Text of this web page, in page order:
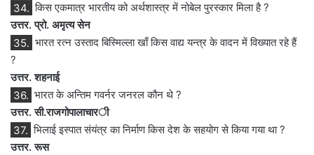
34. किस एकमात्र भारतीय को अर्थशास्त्र में नोबेल पुरस्कार मिला है ?
उत्तर. प्रो. अमृत्य सेन
35. भारत रत्न उस्ताद बिस्मिल्ला खाँ किस वाद्य यन्त्र के वादन में विख्यात रहे हैं
?
उत्तर. शहनाई
36. भारत के अन्तिम गवर्नर जनरल कौन थे ?
उत्तर. सी.राजगोपालाचारी
37. भिलाई इस्पात संयंत्र का निर्माण किस देश के सहयोग से किया गया था ?
उत्तर. रूस